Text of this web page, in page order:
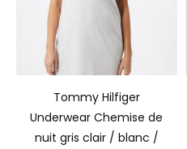
Tommy Hilfiger
Underwear Chemise de
nuit gris clair / blanc /